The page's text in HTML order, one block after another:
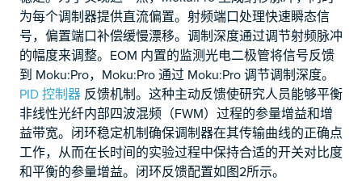
为每个调制器提供直流偏置。射频端口处理快速瞬态信
号，偏置端口补偿缓慢漂移。调制深度通过调节射频脉冲
的幅度来调整。EOM 内置的监测光电二极管将信号反馈
到 Moku:Pro，Moku:Pro 通过 Moku:Pro 调节调制深度。
PID 控制器 反馈机制。这种主动反馈使研究人员能够平衡
非线性光纤内部四波混频（FWM）过程的参量增益和增
益带宽。闭环稳定机制确保调制器在其传输曲线的正确点
工作，从而在长时间的实验过程中保持合适的开关对比度
和平衡的参量增益。闭环反馈配置如图2所示。